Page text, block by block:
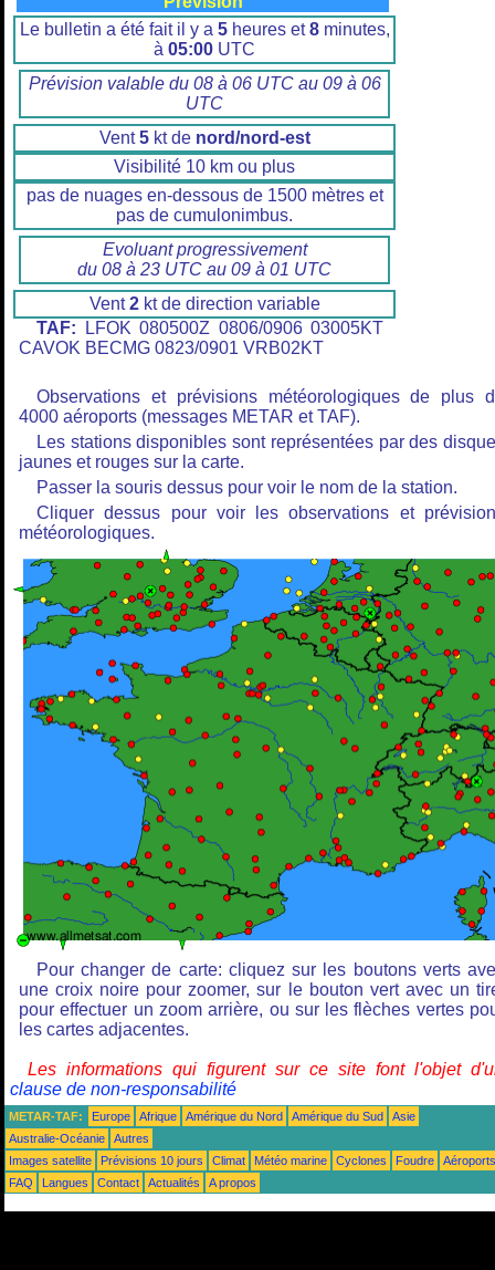
Le bulletin a été fait il y a 5heures et8minutes,
à 05:00 UTC
Prévision valable du 08 à 06 UTC au 09 à 06
UTC
Vent5kt de nord/nord-est
Visibilité 10 km ou plus
pas de nuages en-dessous de 1500 mètres et
pas de cumulonimbus.
Evoluant progressivement
du 08 à 23 UTC au 09 à 01 UTC
Vent2kt de direction variable
TAF: LFOK 080500Z 0806/0906 03005KT
CAVOK BECMG 0823/0901 VRB02KT
Observations et prévisions météorologiques de plus
4000 aéroports (messages METAR et TAF).
Les stations disponibles sont représentées par des
jaunes et rouges sur la carte.
Passer la souris dessus pour voir le nom de la station.
Cliquer dessus pour voir les observations et
météorologiques.
Pour changer de carte: cliquez sur les boutons verts
une croix noire pour zoomer, sur le bouton vert avec un
pour effectuer un zoom arrière, ou sur les flèches vertes
les cartes adjacentes.
Les informations qui figurent sur ce site font l'objet
clause de non-responsabilité
METAR-TAF: Europe Afrique Amérique du Nord Amérique du Sud
Asie
Australie-Océanie
Autres
Images satellite
Prévisions 10 jours Climat Météo marine Cyclones Foudre
Aéroports
FAQ
Langues Contact Actualités A propos